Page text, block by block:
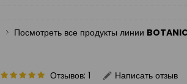
Посмотреть все продукты линии
Отзывов: 1 Написать отзыв